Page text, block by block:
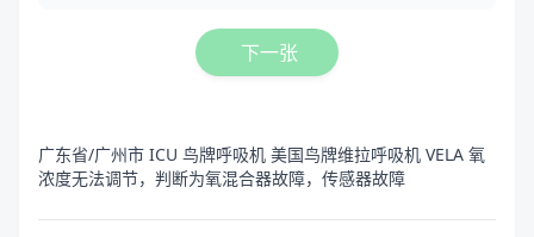
下一张
广东省/广州市 ICU 鸟牌呼吸机 美国鸟牌维拉呼吸机 VELA 氧
浓度无法调节，判断为氧混合器故障，传感器故障